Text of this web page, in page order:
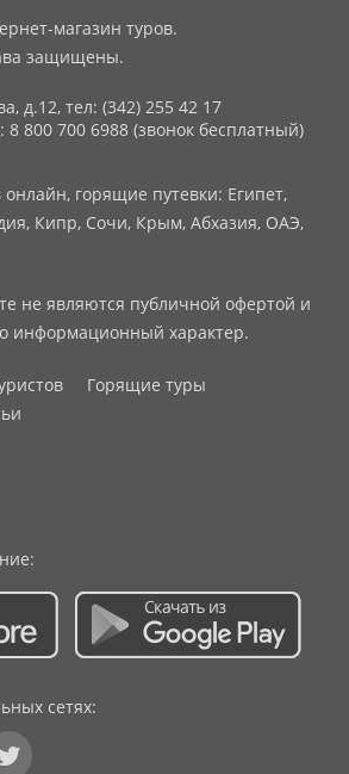
магазин туров.
защищены.
д.12, тел: (342) 255 42 17
800 700 6988 (звонок бесплатный)
горящие путевки: Египет,
Кипр, Сочи, Крым, Абхазия, ОАЭ,
не являются публичной офертой и
информационный характер.
Горящие туры
сетях: